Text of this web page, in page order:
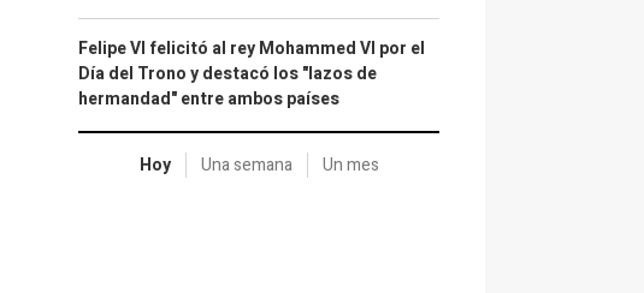
Felipe VI felicitó al rey Mohammed VI por el
Día del Trono y destacó los "lazos de
hermandad" entre ambos países
Hoy Una semana Un mes